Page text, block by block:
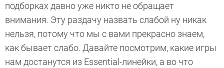
подборках давно уже никто не обращает
внимания. Эту раздачу назвать слабой ну никак
нельзя, потому что мы с вами прекрасно знаем,
как бывает слабо. Давайте посмотрим, какие игры
нам достанутся из Essential-линейки, а во что